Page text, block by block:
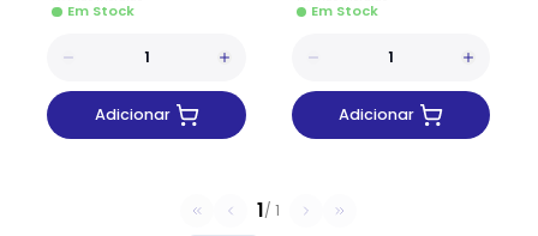
Em Stock
Adicionar
Em Stock
Adicionar
1/1